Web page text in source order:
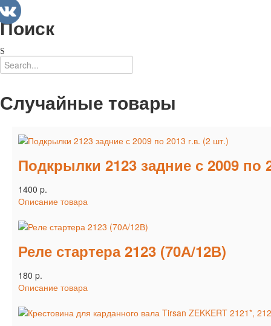
Поиск
Случайные товары
Подкрылки 2123 задние с 2009 по
1400 p.
Описание товара
Реле стартера 2123 (70А/12В)
180 p.
Описание товара